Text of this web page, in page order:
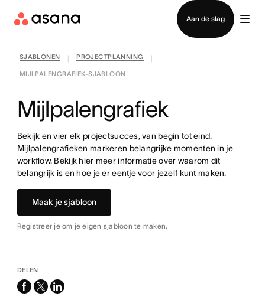
Aan de slag
Contact opnemen met verkoop
SJABLONEN PROJECTPLANNING
MIJLPALENGRAFIEK-SJABLOON
Mijlpalengrafiek
Bekijk en vier elk projectsucces, van begin tot eind.
Mijlpalengrafieken markeren belangrijke momenten in je
workflow. Bekijk hier meer informatie over waarom dit
belangrijk is en hoe je er eentje voor jezelf kunt maken.
Maak je sjabloon
Registreer je om je eigen sjabloon te maken.
DELEN
facebook
x-
linkedin